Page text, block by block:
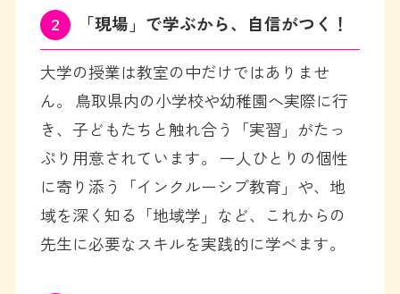
2 「現場」で学ぶから、自信がつく！
大学の授業は教室の中だけではありませ
ん。 鳥取県内の小学校や幼稚園へ実際に行
き、子どもたちと触れ合う「実習」がたっ
ぷり用意されています。 一人ひとりの個性
に寄り添う「インクルーシブ教育」や、地
域を深く知る「地域学」など、これからの
先生に必要なスキルを実践的に学べます。